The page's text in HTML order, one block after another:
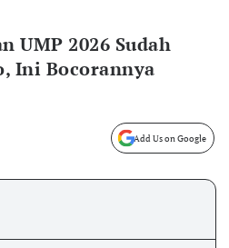
UMP 2026 Sudah
Ini Bocorannya
Add Us on Google